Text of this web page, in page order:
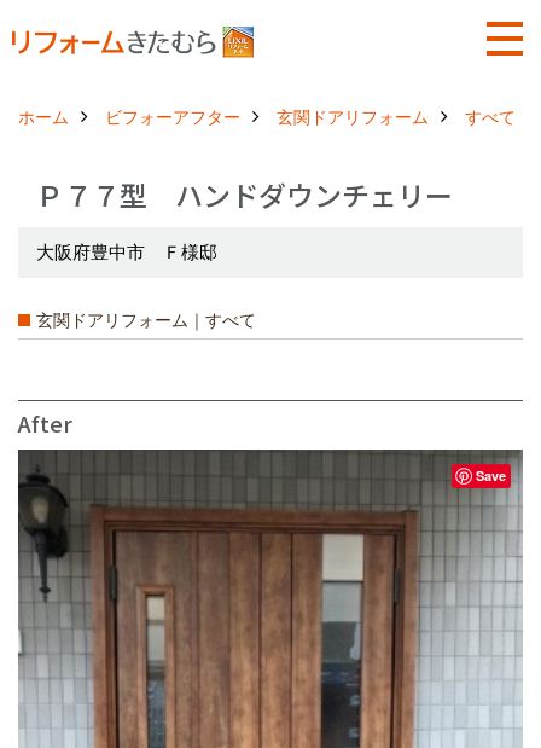
ホーム ビフォーアフター 玄関ドアリフォーム すべて
Ｐ７７型 ハンドダウンチェリー
大阪府豊中市 Ｆ様邸
玄関ドアリフォーム｜すべて
After
Save